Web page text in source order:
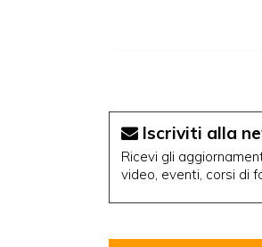
Iscriviti alla
Ricevi gli
video, eventi, corsi di